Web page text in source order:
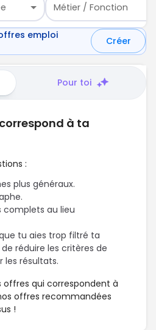
Métier / Fonction
emploi
Créer
Pour toi
à ta
:
plus généraux.
complets au lieu
tu aies trop filtré ta
réduire les critères de
les résultats.
offres qui correspondent à
offres recommandées
!